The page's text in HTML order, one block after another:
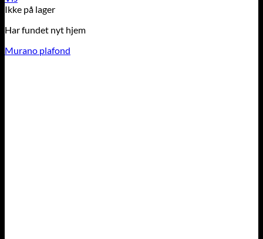
Ikke på lager
Har fundet nyt hjem
Murano plafond